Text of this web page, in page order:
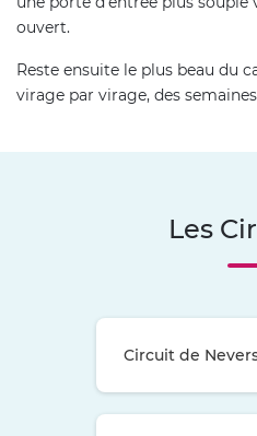
ouvert.
Reste ensuite le plus beau du
virage par virage, des
Les
Circuit de